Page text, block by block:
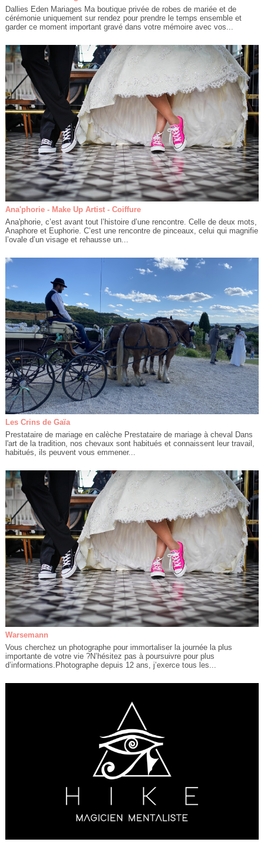
Dallies Eden Mariages Ma boutique privée de robes de mariée et de
cérémonie uniquement sur rendez pour prendre le temps ensemble et
garder ce moment important gravé dans votre mémoire avec vos...
Ana'phorie - Make Up Artist - Coiffure
Ana'phorie, c’est avant tout l’histoire d’une rencontre. Celle de deux mots,
Anaphore et Euphorie. C’est une rencontre de pinceaux, celui qui magnifie
l’ovale d’un visage et rehausse un...
Les Crins de Gaïa
Prestataire de mariage en calèche Prestataire de mariage à cheval Dans
l'art de la tradition, nos chevaux sont habitués et connaissent leur travail,
habitués, ils peuvent vous emmener...
Warsemann
Vous cherchez un photographe pour immortaliser la journée la plus
importante de votre vie ?N’hésitez pas à poursuivre pour plus
d’informations.Photographe depuis 12 ans, j’exerce tous les...